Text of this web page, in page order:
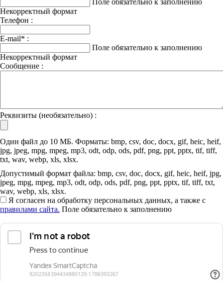
Поле обязательно к заполнению
Некорректный формат
Телефон :
E-mail* :
Поле обязательно к заполнению
Некорректный формат
Сообщение :
Реквизиты (необязательно) :
Один файл до 10 МБ. Форматы: bmp, csv, doc, docx, gif, heic, heif,
jpg, jpeg, mpg, mpeg, mp3, odt, odp, ods, pdf, png, ppt, pptx, tif, tiff,
txt, wav, webp, xls, xlsx.
Допустимый формат файла: bmp, csv, doc, docx, gif, heic, heif, jpg,
jpeg, mpg, mpeg, mp3, odt, odp, ods, pdf, png, ppt, pptx, tif, tiff, txt,
wav, webp, xls, xlsx.
Я согласен на обработку персональных данных, а также с
правилами сайта. Поле обязательно к заполнению